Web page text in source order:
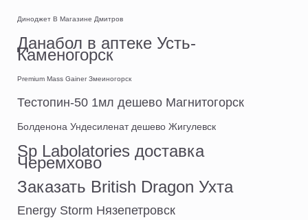
Диноджет В Магазине Дмитров
Данабол в аптеке Усть-
Каменогорск
Premium Mass Gainer Змеиногорск
Тестопин-50 1мл дешево Магнитогорск
Болденона Ундесиленат дешево Жигулевск
Sp Labolatories доставка
Черемхово
Заказать British Dragon Ухта
Energy Storm Нязепетровск